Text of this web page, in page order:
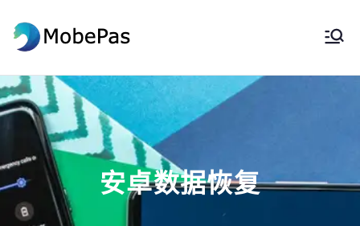
MobePas 位置更改器、Android 数
安卓数据恢复